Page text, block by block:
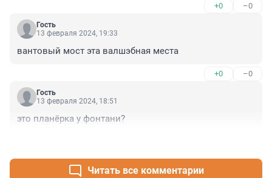
+0 –0
Гость
13 февраля 2024, 19:33
вантовый мост эта валшэбная места
+0 –0
Гость
13 февраля 2024, 18:51
это планёрка у фонтани?
Читать все комментарии